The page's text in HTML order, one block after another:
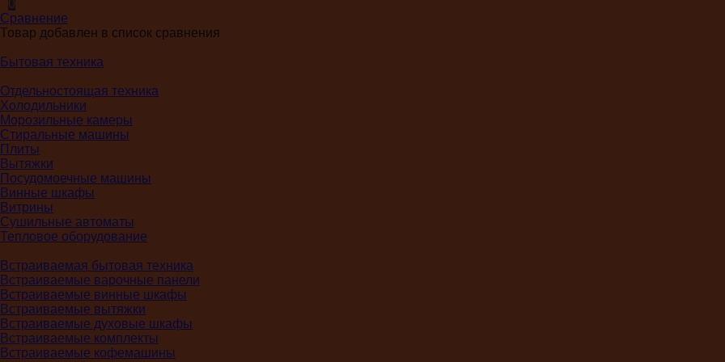
0
Сравнение
Товар добавлен в список сравнения
Бытовая техника
Отдельностоящая техника
Холодильники
Морозильные камеры
Стиральные машины
Плиты
Вытяжки
Посудомоечные машины
Винные шкафы
Витрины
Сушильные автоматы
Тепловое оборудование
Встраиваемая бытовая техника
Встраиваемые варочные панели
Встраиваемые винные шкафы
Встраиваемые вытяжки
Встраиваемые духовые шкафы
Встраиваемые комплекты
Встраиваемые кофемашины